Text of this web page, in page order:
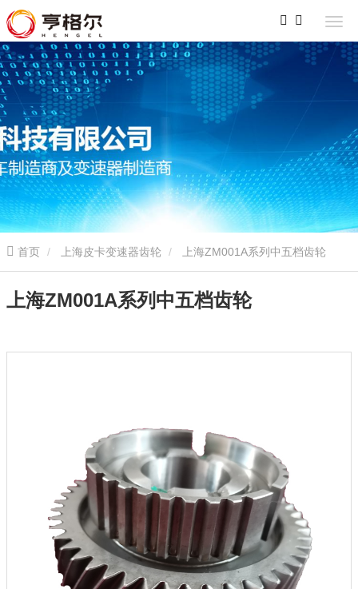
首页 上海皮卡变速器齿轮 上海ZM001A系列中五档齿轮
上海ZM001A系列中五档齿轮